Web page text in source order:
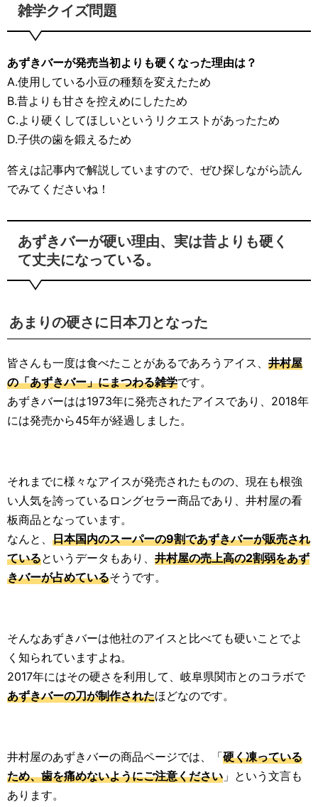
雑学クイズ問題
あずきバーが発売当初よりも硬くなった理由は？
A.使用している小豆の種類を変えたため
B.昔よりも甘さを控えめにしたため
C.より硬くしてほしいというリクエストがあったため
D.子供の歯を鍛えるため
答えは記事内で解説していますので、ぜひ探しながら読ん
でみてくださいね！
あずきバーが硬い理由、実は昔よりも硬く
て丈夫になっている。
あまりの硬さに日本刀となった
皆さんも一度は食べたことがあるであろうアイス、 井村屋
の「あずきバー」にまつわる雑学です。
あずきバーはは1973年に発売されたアイスであり、2018年
には発売から45年が経過しました。
それまでに様々なアイスが発売されたものの、現在も根強
い人気を誇っているロングセラー商品であり、井村屋の看
板商品となっています。
なんと、 日本国内のスーパーの9割であずきバーが販売され
ているというデータもあり、 井村屋の売上高の2割弱をあず
きバーが占めているそうです。
そんなあずきバーは他社のアイスと比べても硬いことでよ
く知られていますよね。
2017年にはその硬さを利用して、岐阜県関市とのコラボで
あずきバーの刀が制作されたほどなのです。
井村屋のあずきバーの商品ページでは、「硬く凍っている
ため、歯を痛めないようにご注意ください 」という文言も
あります。